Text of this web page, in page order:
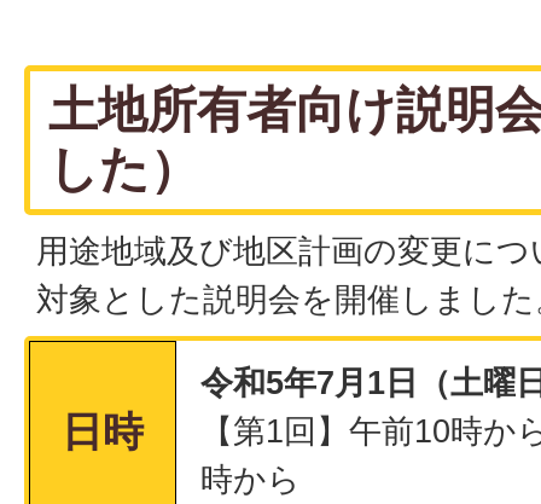
土地所有者向け説明
した）
用途地域及び地区計画の変更に
対象とした説明会を開催しまし
日時
令和5年7月1日（土曜
【第1回】午前10時か
時から